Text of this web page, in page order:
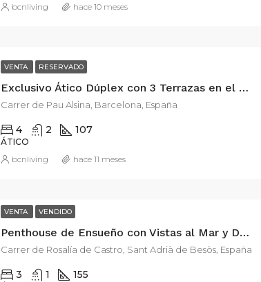
bcnliving hace 10 meses
VENTA RESERVADO
Exclusivo Ático Dúplex con 3 Terrazas en el Corazón del Barrio de Gracia.
Carrer de Pau Alsina, Barcelona, España
4 2 107
ÁTICO
bcnliving hace 11 meses
VENTA VENDIDO
Penthouse de Ensueño con Vistas al Mar y Diseño Moderno de 134m2 y 40 m2 de terraza.
Carrer de Rosalía de Castro, Sant Adrià de Besòs, España
3 1 155